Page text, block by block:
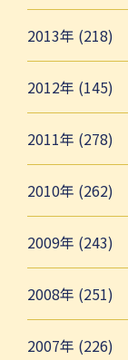
2013年 (218)
2012年 (145)
2011年 (278)
2010年 (262)
2009年 (243)
2008年 (251)
2007年 (226)